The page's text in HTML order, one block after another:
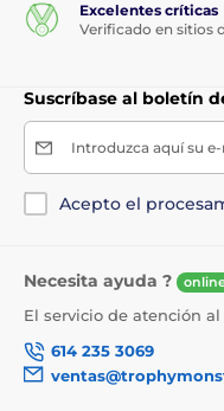
Excelentes críticas
Verificado en sitios
Suscríbase al boletín
Introduzca aquí su
Acepto el
Necesita ayuda ?
El servicio de atención
614 235 3069